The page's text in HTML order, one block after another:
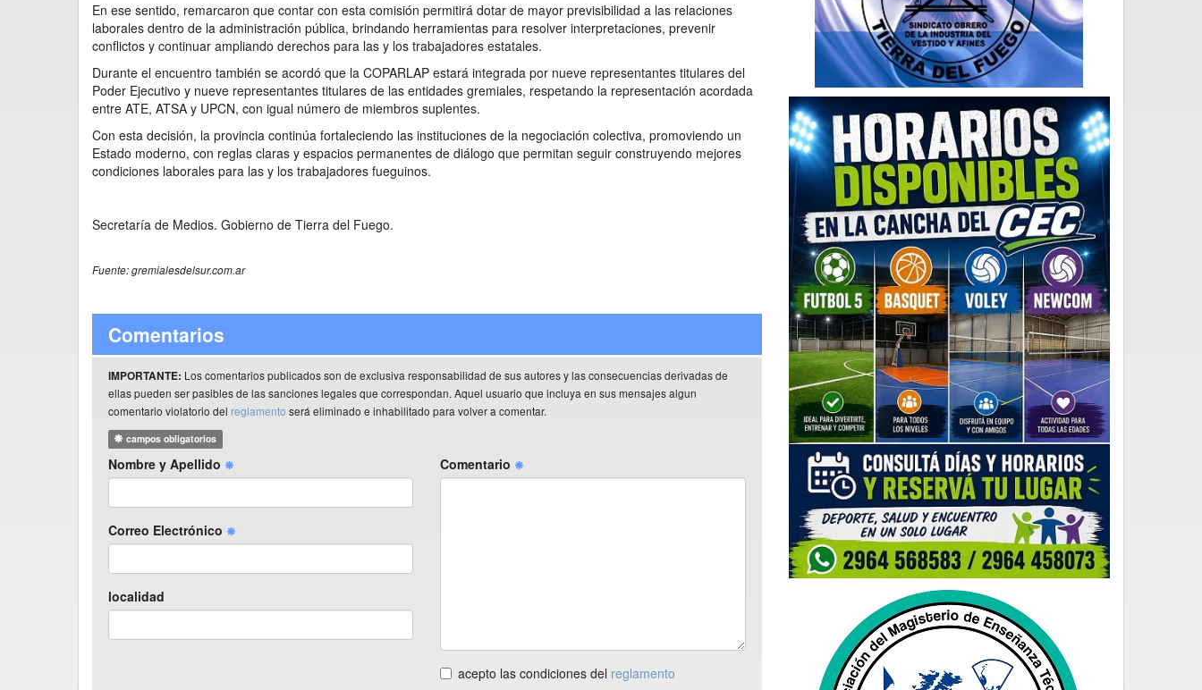
En ese sentido, remarcaron que contar con esta comisión permitirá dotar de mayor previsibilidad a las relaciones
laborales dentro de la administración pública, brindando herramientas para resolver interpretaciones, prevenir
conflictos y continuar ampliando derechos para las y los trabajadores estatales.
Durante el encuentro también se acordó que la COPARLAP estará integrada por nueve representantes titulares del
Poder Ejecutivo y nueve representantes titulares de las entidades gremiales, respetando la representación acordada
entre ATE, ATSA y UPCN, con igual número de miembros suplentes.
Con esta decisión, la provincia continúa fortaleciendo las instituciones de la negociación colectiva, promoviendo un
Estado moderno, con reglas claras y espacios permanentes de diálogo que permitan seguir construyendo mejores
condiciones laborales para las y los trabajadores fueguinos.
Secretaría de Medios. Gobierno de Tierra del Fuego.
Fuente: gremialesdelsur.com.ar
Comentarios
IMPORTANTE: Los comentarios publicados son de exclusiva responsabilidad de sus autores y las consecuencias derivadas de
ellas pueden ser pasibles de las sanciones legales que correspondan. Aquel usuario que incluya en sus mensajes algun
comentario violatorio del reglamento será eliminado e inhabilitado para volver a comentar.
campos obligatorios
Nombre y Apellido
Correo Electrónico
localidad
Comentario
acepto las condiciones del reglamento